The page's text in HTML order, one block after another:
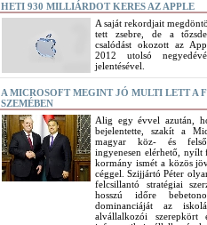
HETI 930 MILLIÁRDOT KERES AZ APPLE
A saját rekordjait
tett zsebre, de a
csalódást okozott az
2012 utolsó
jelentésével.
A MICROSOFT MEGINT JÓ MULTI LETT A
SZEMÉBEN
Alig egy évvel azután,
bejelentette, szakít a
magyar köz- és
ingyenesen elérhető, nyílt
kormány ismét a közös
céggel. Szijjártó Péter
felcsillantó stratégiai
hosszú időre
dominanciáját az
alvállalkozói